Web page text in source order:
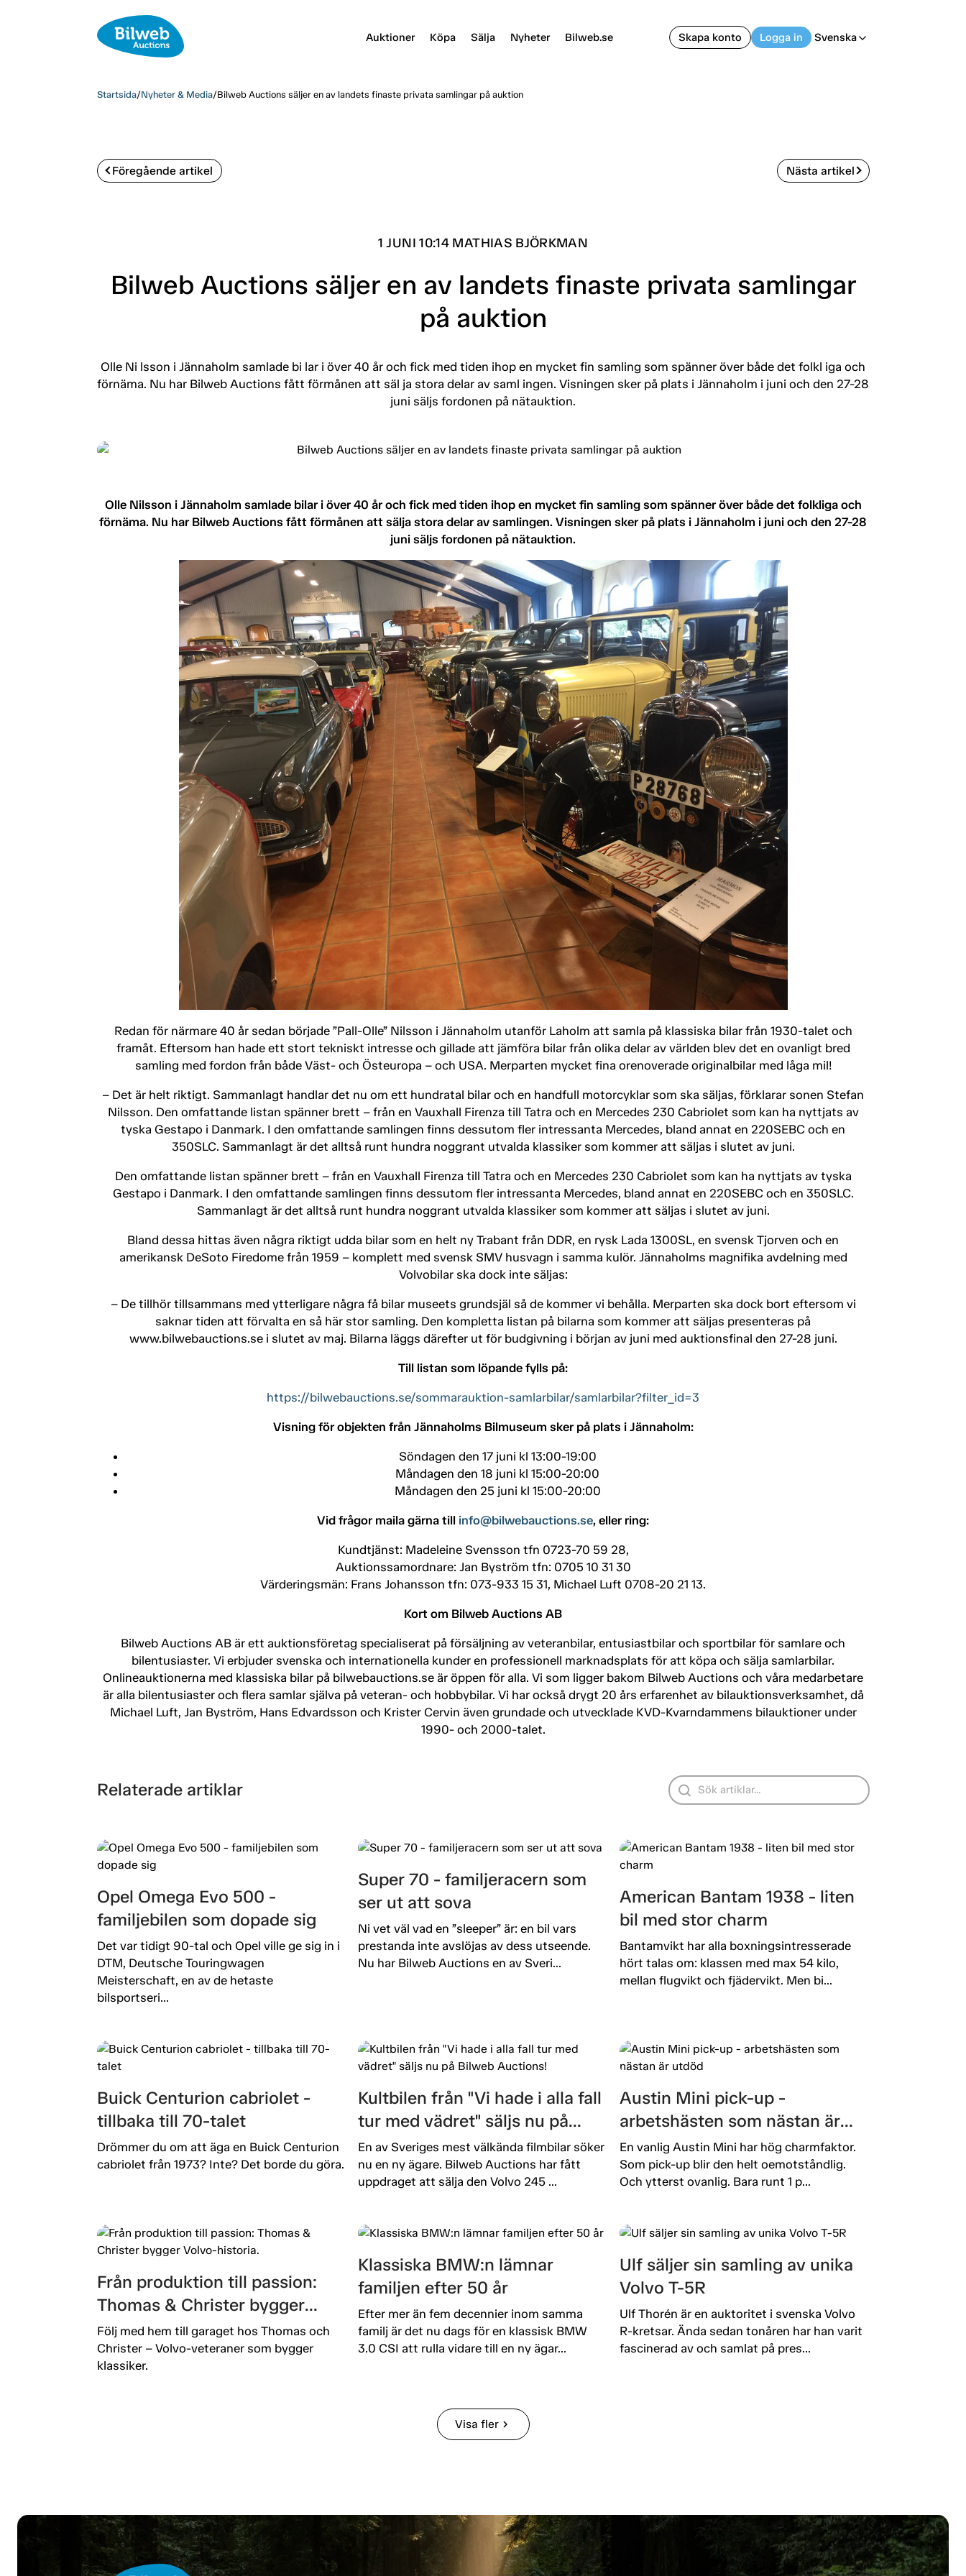
Auktioner Köpa Sälja Nyheter Bilweb.se Skapa konto Logga in Svenska arrow_back_ios
Startsida/Nyheter & Media/Bilweb Auctions säljer en av landets finaste privata samlingar på auktion
Föregående artikel Nästa artikel
1 JUNI 10:14 MATHIAS BJÖRKMAN
Bilweb Auctions säljer en av landets finaste privata samlingar
på auktion
Olle Ni lsson i Jännaholm samlade bi lar i över 40 år och fick med tiden ihop en mycket fin samling som spänner över både det folkl iga och
förnäma. Nu har Bilweb Auctions fått förmånen att säl ja stora delar av saml ingen. Visningen sker på plats i Jännaholm i juni och den 27-28
juni säljs fordonen på nätauktion.
Olle Nilsson i Jännaholm samlade bilar i över 40 år och fick med tiden ihop en mycket fin samling som spänner över både det folkliga och
förnäma. Nu har Bilweb Auctions fått förmånen att sälja stora delar av samlingen. Visningen sker på plats i Jännaholm i juni och den 27-28
juni säljs fordonen på nätauktion.
Redan för närmare 40 år sedan började ”Pall-Olle” Nilsson i Jännaholm utanför Laholm att samla på klassiska bilar från 1930-talet och
framåt. Eftersom han hade ett stort tekniskt intresse och gillade att jämföra bilar från olika delar av världen blev det en ovanligt bred
samling med fordon från både Väst- och Östeuropa – och USA. Merparten mycket fina orenoverade originalbilar med låga mil!
– Det är helt riktigt. Sammanlagt handlar det nu om ett hundratal bilar och en handfull motorcyklar som ska säljas, förklarar sonen Stefan
Nilsson. Den omfattande listan spänner brett – från en Vauxhall Firenza till Tatra och en Mercedes 230 Cabriolet som kan ha nyttjats av
tyska Gestapo i Danmark. I den omfattande samlingen finns dessutom fler intressanta Mercedes, bland annat en 220SEBC och en
350SLC. Sammanlagt är det alltså runt hundra noggrant utvalda klassiker som kommer att säljas i slutet av juni.
Den omfattande listan spänner brett – från en Vauxhall Firenza till Tatra och en Mercedes 230 Cabriolet som kan ha nyttjats av tyska
Gestapo i Danmark. I den omfattande samlingen finns dessutom fler intressanta Mercedes, bland annat en 220SEBC och en 350SLC.
Sammanlagt är det alltså runt hundra noggrant utvalda klassiker som kommer att säljas i slutet av juni.
Bland dessa hittas även några riktigt udda bilar som en helt ny Trabant från DDR, en rysk Lada 1300SL, en svensk Tjorven och en
amerikansk DeSoto Firedome från 1959 – komplett med svensk SMV husvagn i samma kulör. Jännaholms magnifika avdelning med
Volvobilar ska dock inte säljas:
– De tillhör tillsammans med ytterligare några få bilar museets grundsjäl så de kommer vi behålla. Merparten ska dock bort eftersom vi
saknar tiden att förvalta en så här stor samling. Den kompletta listan på bilarna som kommer att säljas presenteras på
www.bilwebauctions.se i slutet av maj. Bilarna läggs därefter ut för budgivning i början av juni med auktionsfinal den 27-28 juni.
Till listan som löpande fylls på:
https://bilwebauctions.se/sommarauktion-samlarbilar/samlarbilar?filter_id=3
Visning för objekten från Jännaholms Bilmuseum sker på plats i Jännaholm:
Söndagen den 17 juni kl 13:00-19:00
Måndagen den 18 juni kl 15:00-20:00
Måndagen den 25 juni kl 15:00-20:00
Vid frågor maila gärna till info@bilwebauctions.se, eller ring:
Kundtjänst: Madeleine Svensson tfn 0723-70 59 28,
Auktionssamordnare: Jan Byström tfn: 0705 10 31 30
Värderingsmän: Frans Johansson tfn: 073-933 15 31, Michael Luft 0708-20 21 13.
Kort om Bilweb Auctions AB
Bilweb Auctions AB är ett auktionsföretag specialiserat på försäljning av veteranbilar, entusiastbilar och sportbilar för samlare och
bilentusiaster. Vi erbjuder svenska och internationella kunder en professionell marknadsplats för att köpa och sälja samlarbilar.
Onlineauktionerna med klassiska bilar på bilwebauctions.se är öppen för alla. Vi som ligger bakom Bilweb Auctions och våra medarbetare
är alla bilentusiaster och flera samlar själva på veteran- och hobbybilar. Vi har också drygt 20 års erfarenhet av bilauktionsverksamhet, då
Michael Luft, Jan Byström, Hans Edvardsson och Krister Cervin även grundade och utvecklade KVD-Kvarndammens bilauktioner under
1990- och 2000-talet.
Relaterade artiklar
Opel Omega Evo 500 -
familjebilen som dopade sig
Det var tidigt 90-tal och Opel ville ge sig in i
DTM, Deutsche Touringwagen
Meisterschaft, en av de hetaste
bilsportseri...
Super 70 - familjeracern som
ser ut att sova
Ni vet väl vad en ”sleeper” är: en bil vars
prestanda inte avslöjas av dess utseende.
Nu har Bilweb Auctions en av Sveri...
American Bantam 1938 - liten
bil med stor charm
Bantamvikt har alla boxningsintresserade
hört talas om: klassen med max 54 kilo,
mellan flugvikt och fjädervikt. Men bi...
Buick Centurion cabriolet -
tillbaka till 70-talet
Drömmer du om att äga en Buick Centurion
cabriolet från 1973? Inte? Det borde du göra.
Kultbilen från "Vi hade i alla fall
tur med vädret" säljs nu på
Bilweb Auctions!
En av Sveriges mest välkända filmbilar söker
nu en ny ägare. Bilweb Auctions har fått
uppdraget att sälja den Volvo 245 ...
Austin Mini pick-up -
arbetshästen som nästan är
utdöd
En vanlig Austin Mini har hög charmfaktor.
Som pick-up blir den helt oemotståndlig.
Och ytterst ovanlig. Bara runt 1 p...
Från produktion till passion:
Thomas & Christer bygger
Volvo-historia.
Följ med hem till garaget hos Thomas och
Christer – Volvo-veteraner som bygger
klassiker.
Klassiska BMW:n lämnar
familjen efter 50 år
Efter mer än fem decennier inom samma
familj är det nu dags för en klassisk BMW
3.0 CSI att rulla vidare till en ny ägar...
Ulf säljer sin samling av unika
Volvo T-5R
Ulf Thorén är en auktoritet i svenska Volvo
R-kretsar. Ända sedan tonåren har han varit
fascinerad av och samlat på pres...
Visa flerchevron_right